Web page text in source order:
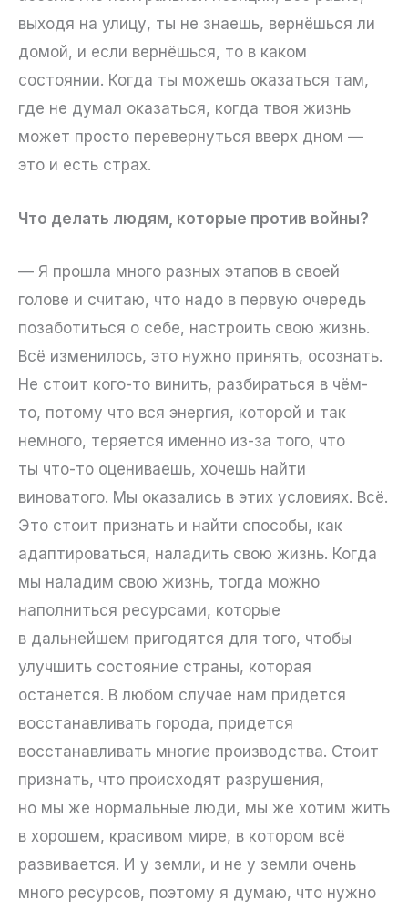
выходя на улицу, ты не знаешь, вернёшься ли
домой, и если вернёшься, то в каком
состоянии. Когда ты можешь оказаться там,
где не думал оказаться, когда твоя жизнь
может просто перевернуться вверх дном —
это и есть страх.
Что делать людям, которые против войны?
— Я прошла много разных этапов в своей
голове и считаю, что надо в первую очередь
позаботиться о себе, настроить свою жизнь.
Всё изменилось, это нужно принять, осознать.
Не стоит кого-то винить, разбираться в чём-
то, потому что вся энергия, которой и так
немного, теряется именно из-за того, что
ты что-то оцениваешь, хочешь найти
виноватого. Мы оказались в этих условиях. Всё.
Это стоит признать и найти способы, как
адаптироваться, наладить свою жизнь. Когда
мы наладим свою жизнь, тогда можно
наполниться ресурсами, которые
в дальнейшем пригодятся для того, чтобы
улучшить состояние страны, которая
останется. В любом случае нам придется
восстанавливать города, придется
восстанавливать многие производства. Стоит
признать, что происходят разрушения,
но мы же нормальные люди, мы же хотим жить
в хорошем, красивом мире, в котором всё
развивается. И у земли, и не у земли очень
много ресурсов, поэтому я думаю, что нужно